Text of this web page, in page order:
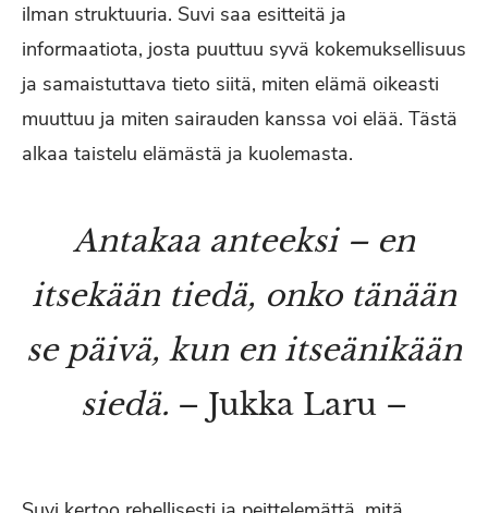
ilman struktuuria. Suvi saa esitteitä ja
informaatiota, josta puuttuu syvä kokemuksellisuus
ja samaistuttava tieto siitä, miten elämä oikeasti
muuttuu ja miten sairauden kanssa voi elää. Tästä
alkaa taistelu elämästä ja kuolemasta.
Antakaa anteeksi – en
itsekään tiedä, onko tänään
se päivä, kun en itseänikään
siedä. – Jukka Laru –